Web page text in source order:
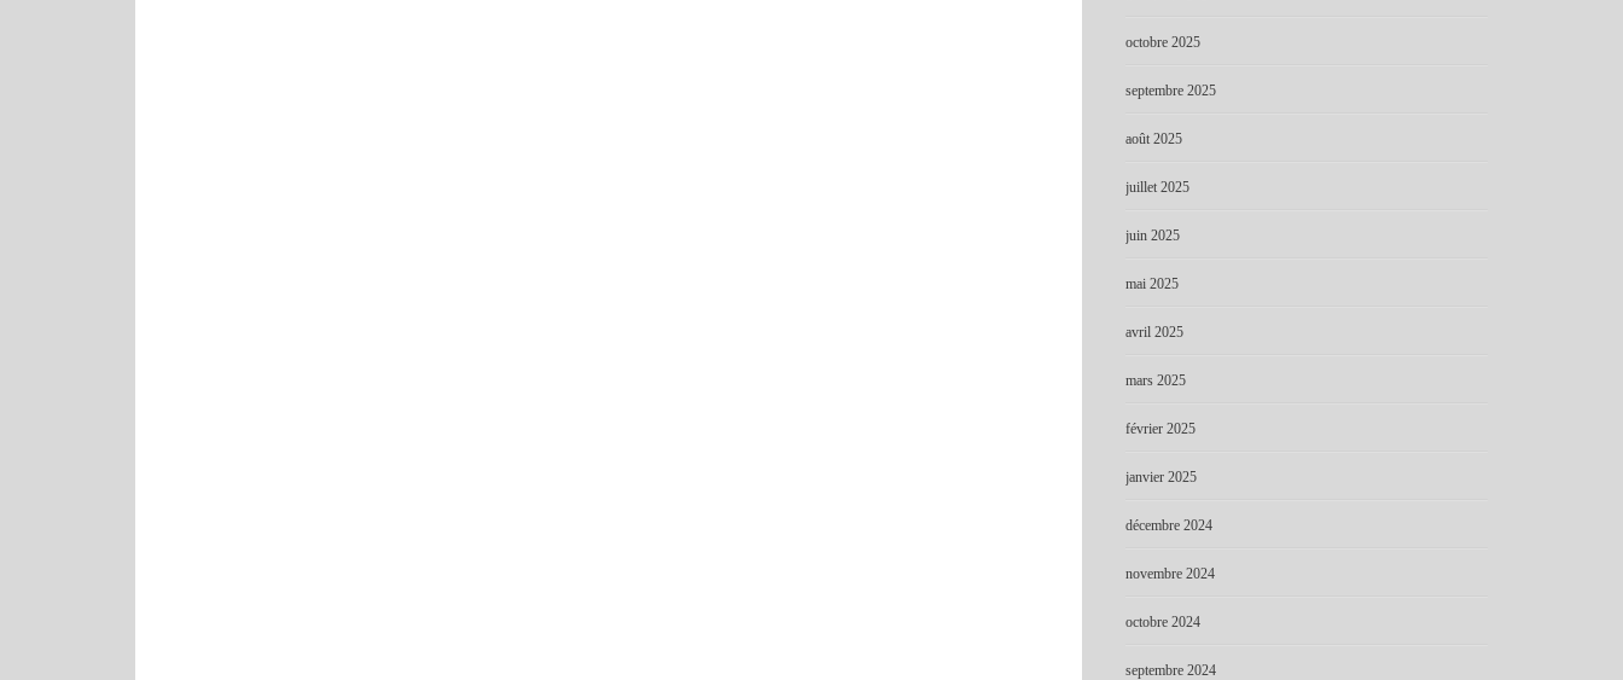
octobre 2025
septembre 2025
août 2025
juillet 2025
juin 2025
mai 2025
avril 2025
mars 2025
février 2025
janvier 2025
décembre 2024
novembre 2024
octobre 2024
septembre 2024